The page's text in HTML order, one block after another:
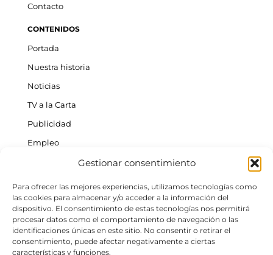
Gestionar consentimiento
Para ofrecer las mejores experiencias, utilizamos tecnologías como
las cookies para almacenar y/o acceder a la información del
dispositivo. El consentimiento de estas tecnologías nos permitirá
procesar datos como el comportamiento de navegación o las
identificaciones únicas en este sitio. No consentir o retirar el
consentimiento, puede afectar negativamente a ciertas
características y funciones.
Contacto
CONTENIDOS
Portada
Nuestra historia
Noticias
TV a la Carta
Publicidad
Empleo
ACTUALIDAD INSULAR
Tenerife
Gran Canaria
La Palma
Fuerteventura